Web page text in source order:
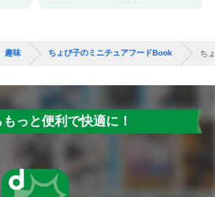
趣味 ちょび子のミニチュアフードBook ち
っと便利で快適に！